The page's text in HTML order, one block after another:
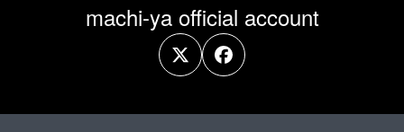
machi-ya official account